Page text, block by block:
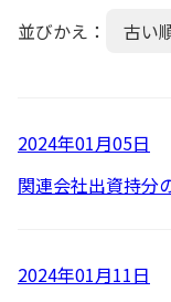
コーポレート
蓄電事業
企業理念
私たちの想い
環境
ガバナンス
IR情報
IRニュース
並びかえ： 古い
古い
2024年01月05日
関連会社出資持分
2024年01月11日